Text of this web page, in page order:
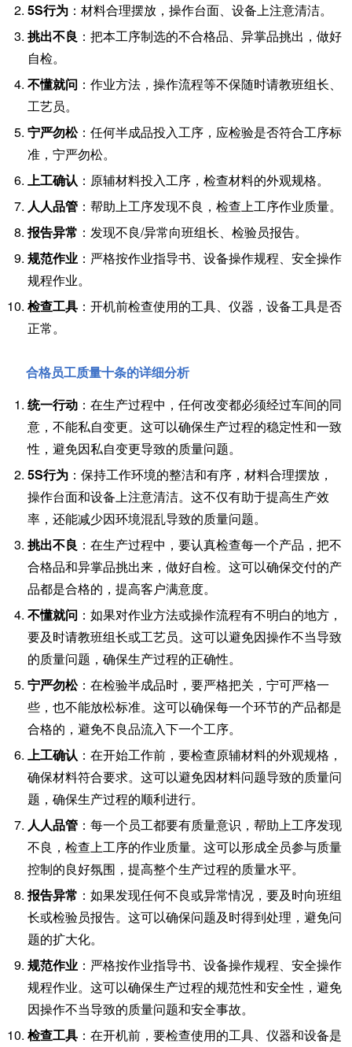
5S行为 ：材料合理摆放，操作台面、设备上注意清洁。
挑出不良 ：把本工序制选的不合格品、异掌品挑出，做好
自检。
不懂就问 ：作业方法，操作流程等不保随时请教班组长、
工艺员。
宁严勿松：任何半成品投入工序，应检验是否符合工序标
准，宁严勿松。
上工确认 ：原辅材料投入工序，检查材料的外观规格。
人人品管 ：帮助上工序发现不良，检查上工序作业质量。
报告异常 ：发现不良/异常向班组长、检验员报告。
规范作业 ：严格按作业指导书、设备操作规程、安全操作
规程作业。
检查工具 ：开机前检查使用的工具、仪器，设备工具是否
正常。
合格员工质量十条的详细分析
统一行动 ：在生产过程中，任何改变都必须经过车间的同
意，不能私自变更。这可以确保生产过程的稳定性和一致
性，避免因私自变更导致的质量问题。
5S行为 ：保持工作环境的整洁和有序，材料合理摆放，
操作台面和设备上注意清洁。这不仅有助于提高生产效
率，还能减少因环境混乱导致的质量问题。
挑出不良 ：在生产过程中，要认真检查每一个产品，把不
合格品和异掌品挑出来，做好自检。这可以确保交付的产
品都是合格的，提高客户满意度。
不懂就问 ：如果对作业方法或操作流程有不明白的地方，
要及时请教班组长或工艺员。这可以避免因操作不当导致
的质量问题，确保生产过程的正确性。
宁严勿松：在检验半成品时，要严格把关，宁可严格一
些，也不能放松标准。这可以确保每一个环节的产品都是
合格的，避免不良品流入下一个工序。
上工确认 ：在开始工作前，要检查原辅材料的外观规格，
确保材料符合要求。这可以避免因材料问题导致的质量问
题，确保生产过程的顺利进行。
人人品管 ：每一个员工都要有质量意识，帮助上工序发现
不良，检查上工序的作业质量。这可以形成全员参与质量
控制的良好氛围，提高整个生产过程的质量水平。
报告异常 ：如果发现任何不良或异常情况，要及时向班组
长或检验员报告。这可以确保问题及时得到处理，避免问
题的扩大化。
规范作业 ：严格按作业指导书、设备操作规程、安全操作
规程作业。这可以确保生产过程的规范性和安全性，避免
因操作不当导致的质量问题和安全事故。
检查工具 ：在开机前，要检查使用的工具、仪器和设备是